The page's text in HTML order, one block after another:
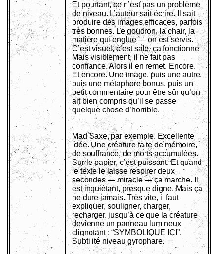
Et pourtant, ce n’est pas un problème
de niveau. L’auteur sait écrire. Il sait
produire des images efficaces, parfois
très bonnes. Le goudron, la chair, la
matière qui englue — on est servis.
C’est visuel, c’est sale, ça fonctionne.
Mais visiblement, il ne fait pas
confiance. Alors il en remet. Encore.
Et encore. Une image, puis une autre,
puis une métaphore bonus, puis un
petit commentaire pour être sûr qu’on
ait bien compris qu’il se passe
quelque chose d’horrible.
Mad Saxe, par exemple. Excellente
idée. Une créature faite de mémoire,
de souffrance, de morts accumulées.
Sur le papier, c’est puissant. Et quand
le texte le laisse respirer deux
secondes — miracle — ça marche. Il
est inquiétant, presque digne. Mais ça
ne dure jamais. Très vite, il faut
expliquer, souligner, charger,
recharger, jusqu’à ce que la créature
devienne un panneau lumineux
clignotant : “SYMBOLIQUE ICI”.
Subtilité niveau gyrophare.